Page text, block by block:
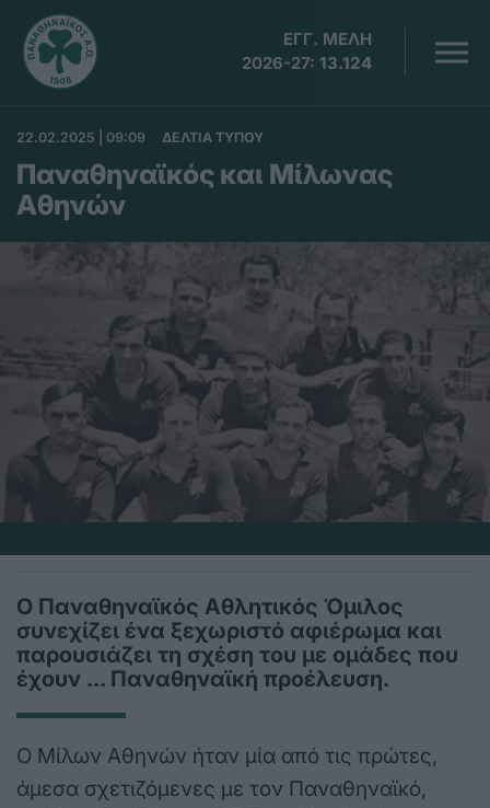
ΕΓΓ. ΜΕΛΗ
2026-27: 13.124
22.02.2025 | 09:09 ΔΕΛΤΙΑ ΤΥΠΟΥ
Παναθηναϊκός και Μίλωνας
Αθηνών
Ο Παναθηναϊκός Αθλητικός Όμιλος
συνεχίζει ένα ξεχωριστό αφιέρωμα και
παρουσιάζει τη σχέση του με ομάδες που
έχουν … Παναθηναϊκή προέλευση.
Ο Μίλων Αθηνών ήταν μία από τις πρώτες,
άμεσα σχετιζόμενες με τον Παναθηναϊκό,